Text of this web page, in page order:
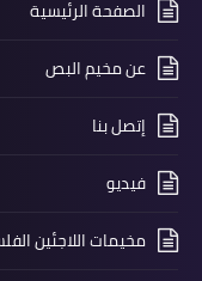
أخبار متنوعة
سيارة
وحدة
الصفحة الرئيسية
عن مخيم البص
إتصل بنا
فيديو
مخيمات اللاجئين